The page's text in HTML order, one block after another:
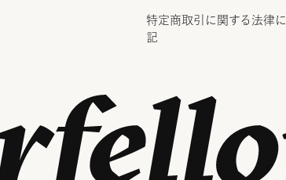
特定商取引に関する法律に
記